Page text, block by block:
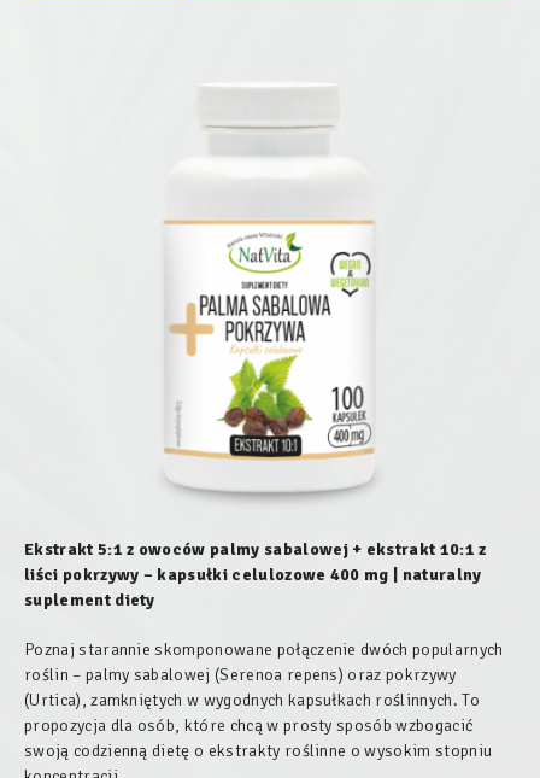
Ekstrakt 5:1 z owoców palmy sabalowej + ekstrakt 10:1 z
liści pokrzywy – kapsułki celulozowe 400 mg | naturalny
suplement diety
Poznaj starannie skomponowane połączenie dwóch popularnych
roślin – palmy sabalowej (Serenoa repens) oraz pokrzywy
(Urtica), zamkniętych w wygodnych kapsułkach roślinnych. To
propozycja dla osób, które chcą w prosty sposób wzbogacić
swoją codzienną dietę o ekstrakty roślinne o wysokim stopniu